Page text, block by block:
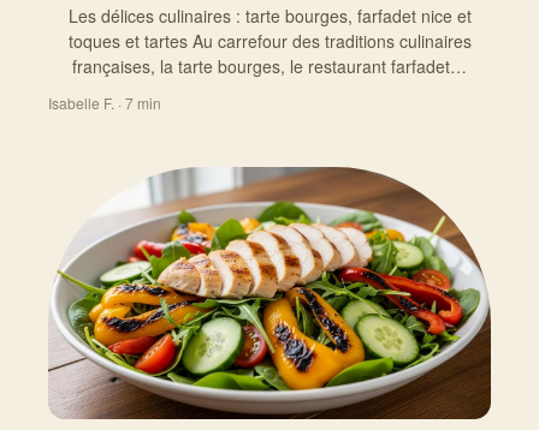
Les délices culinaires : tarte bourges, farfadet nice et
toques et tartes Au carrefour des traditions culinaires
françaises, la tarte bourges, le restaurant farfadet…
Isabelle F. · 7 min